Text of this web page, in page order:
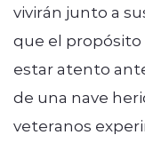
vivirán junto a
que el propósito
estar atento
de una nave
veteranos